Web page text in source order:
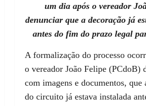
um dia após o vereador
denunciar que a decoração já
antes do fim do prazo legal
A formalização do processo
o vereador João Felipe (PCdoB)
com imagens e documentos, que
do circuito já estava instalada